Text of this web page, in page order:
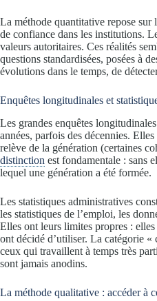
La méthode quantitative repose sur
de confiance dans les institutions.
valeurs autoritaires. Ces réalités
questions standardisées, posées à
évolutions dans le temps, de
Enquêtes longitudinales et
Les grandes enquêtes
années, parfois des décennies.
relève de la génération (certaines
distinction est fondamentale : sans
lequel une génération a été formée.
Les statistiques administratives
les statistiques de l’emploi, les
Elles ont leurs limites propres :
ont décidé d’utiliser. La catégorie
ceux qui travaillent à temps très
sont jamais anodins.
La méthode qualitative : accéder à